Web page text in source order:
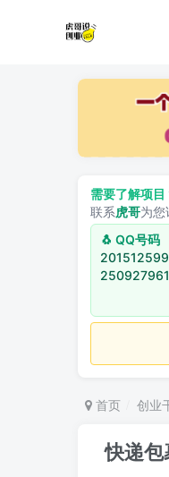
需要了解项目
联系虎哥为您
🐧 QQ号码
首页 创业
快递